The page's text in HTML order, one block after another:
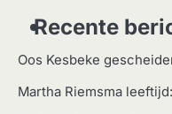
Recente
Oos Kesbeke
Martha Riemsma